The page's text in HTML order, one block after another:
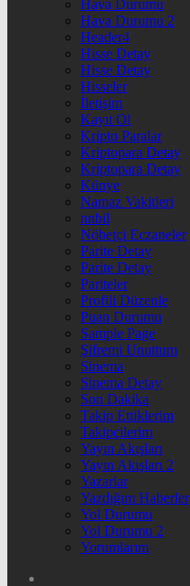
Hava Durumu
Hava Durumu 2
Header4
Hisse Detay
Hisse Detay
Hisseler
İletişim
Kayıt Ol
Kripto Paralar
Kriptopara Detay
Kriptopara Detay
Künye
Namaz Vakitleri
nnbil
Nöbetçi Eczaneler
Parite Detay
Parite Detay
Pariteler
Profili Düzenle
Puan Durumu
Sample Page
Şifremi Unuttum
Sinema
Sinema Detay
Son Dakika
Takip Ettiklerim
Takipçilerim
Yayın Akışları
Yayın Akışları 2
Yazarlar
Yazdığım Haberler
Yol Durumu
Yol Durumu 2
Yorumlarım